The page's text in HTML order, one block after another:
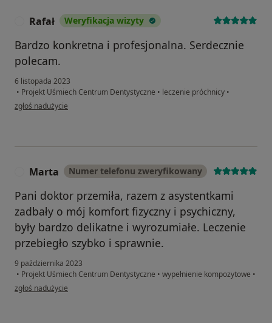
Rafał Weryfikacja wizyty
Bardzo konkretna i profesjonalna. Serdecznie
polecam.
6 listopada 2023
• Projekt Uśmiech Centrum Dentystyczne • leczenie próchnicy •
w opinii użytkownika Rafał
zgłoś nadużycie
Marta Numer telefonu zweryfikowany
Pani doktor przemiła, razem z asystentkami
zadbały o mój komfort fizyczny i psychiczny,
były bardzo delikatne i wyrozumiałe. Leczenie
przebiegło szybko i sprawnie.
9 października 2023
• Projekt Uśmiech Centrum Dentystyczne • wypełnienie kompozytowe •
w opinii użytkownika Marta
zgłoś nadużycie